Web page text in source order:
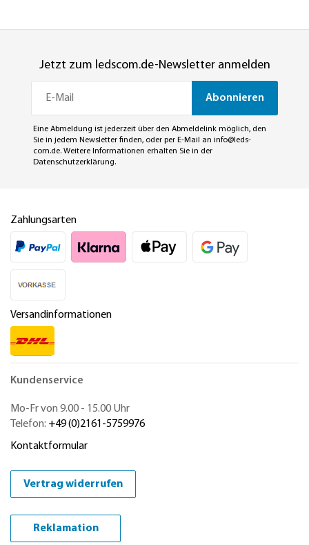
Jetzt zum ledscom.de-Newsletter anmelden
Abonnieren
Eine Abmeldung ist jederzeit über den Abmeldelink möglich, den
Sie in jedem Newsletter finden, oder per E-Mail an info@leds-
com.de. Weitere Informationen erhalten Sie in der
Datenschutzerklärung.
Zahlungsarten
Versandinformationen
Kundenservice
Mo-Fr von 9.00 - 15.00 Uhr
Telefon: +49 (0)2161-5759976
Kontaktformular
Vertrag widerrufen
Reklamation